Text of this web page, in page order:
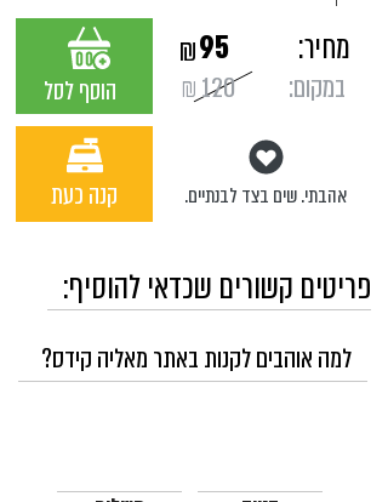
הוסף לסל ₪120
₪95
במקום:
מחיר:
קנה כעת אהבתי. שים בצד לבנתיים.
פריטים קשורים שכדאי להוסיף:
למה אוהבים לקנות באתר מאליה קידס?